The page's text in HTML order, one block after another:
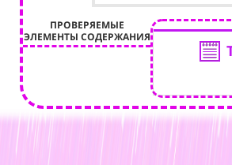
ПРОВЕРЯЕМЫЕ
ЭЛЕМЕНТЫ СОДЕРЖАНИЯ